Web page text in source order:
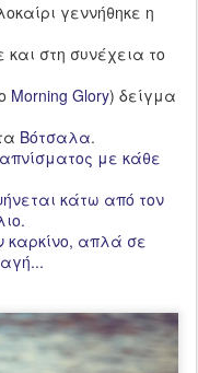
γεννήθηκε η
στη συνέχεια το
Morning Glory) δείγμα
Βότσαλα.
με κάθε
κάτω από τον
απλά σε